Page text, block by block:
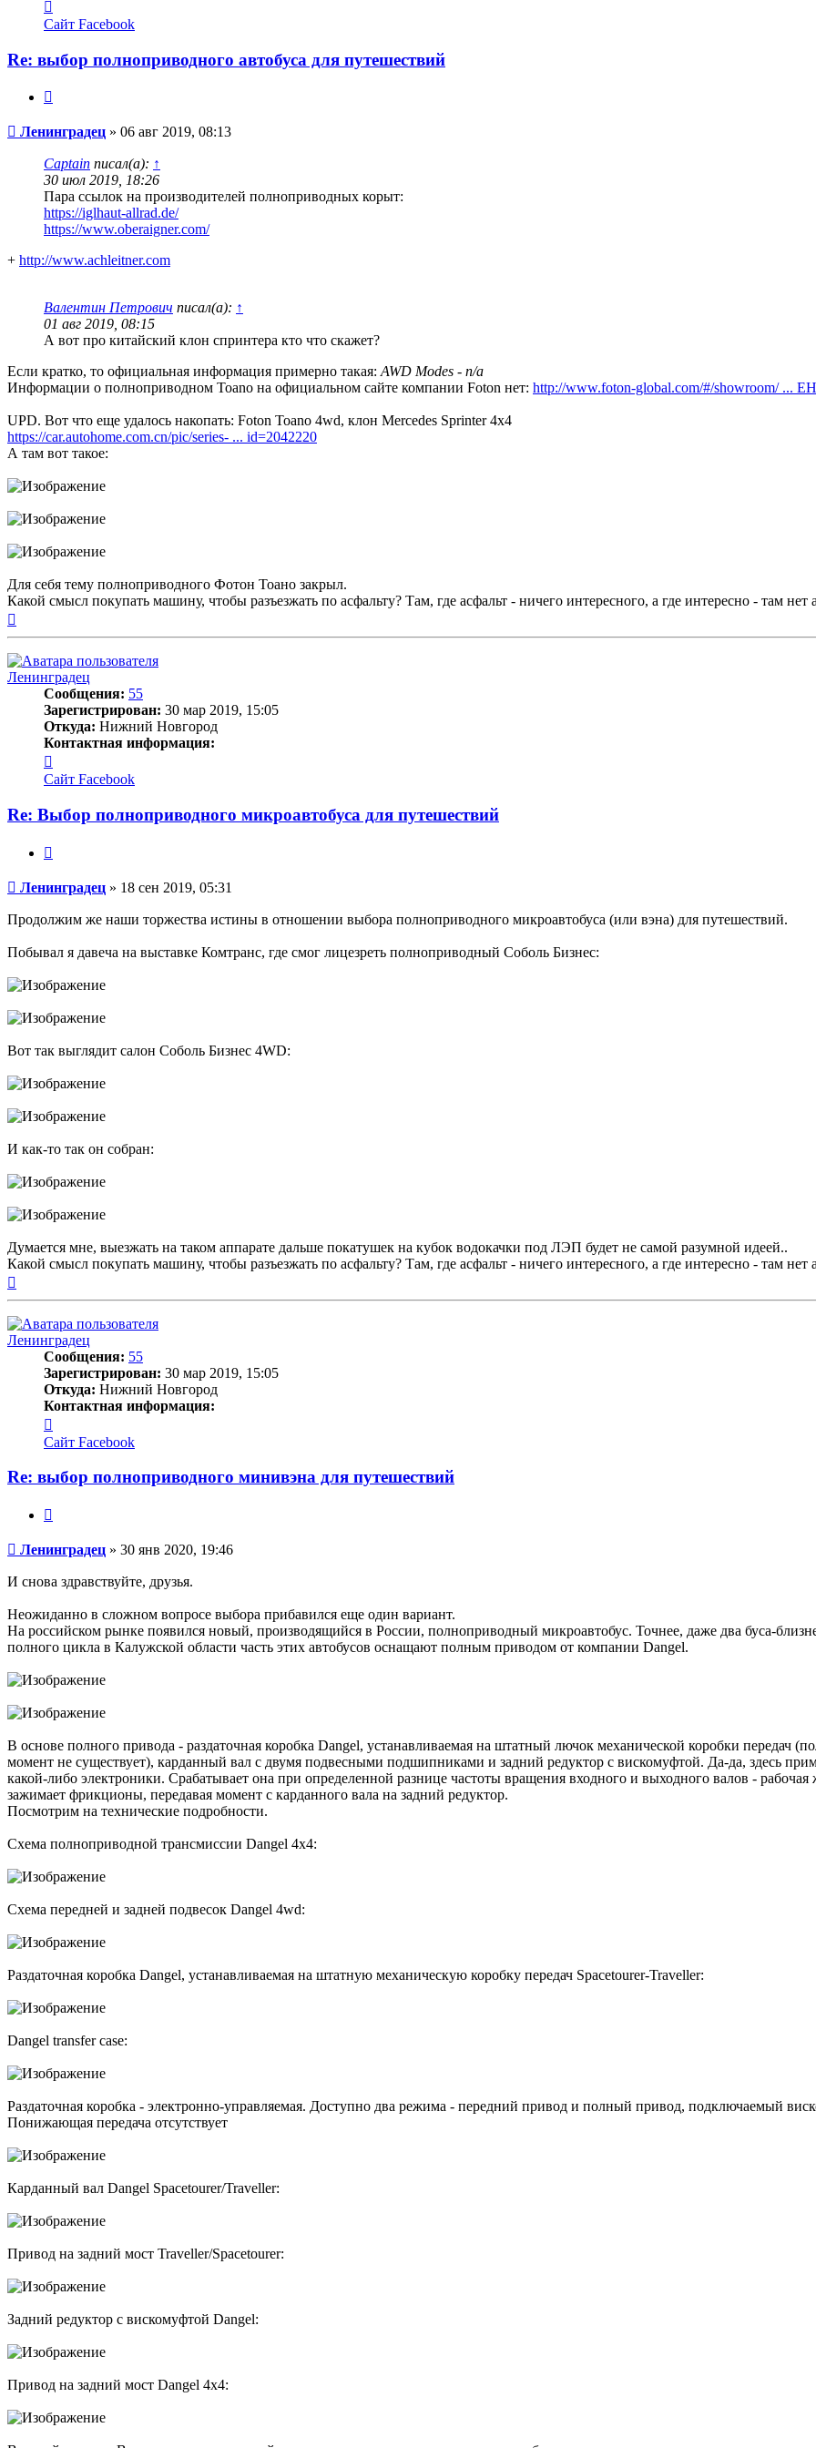
информация
пользователя
Ленинградец
Сайт Facebook
Re: выбор полноприводного автобуса для путешествий
Сообщение
Ленинградец » 06 авг 2019, 08:13
Captain писал(а): ↑
30 июл 2019, 18:26
Пара ссылок на производителей полноприводных корыт:
https://iglhaut-allrad.de/
https://www.oberaigner.com/
+ http://www.achleitner.com
Валентин Петрович писал(а): ↑
01 авг 2019, 08:15
А вот про китайский клон спринтера кто что скажет?
Если кратко, то официальная информация примерно такая: AWD Modes - n/a
Информации о полноприводном Toano на официальном сайте компании Foton нет: http://www.foton-global.com/#/showroom/ ...
UPD. Вот что еще удалось накопать: Foton Toano 4wd, клон Mercedes Sprinter 4x4
https://car.autohome.com.cn/pic/series- ... id=2042220
А там вот такое:
Для себя тему полноприводного Фотон Тоано закрыл.
Какой смысл покупать машину, чтобы разъезжать по асфальту? Там, где асфальт - ничего интересного, а где интересно - там нет
Ленинградец
Сообщения: 55
Зарегистрирован: 30 мар 2019, 15:05
Откуда: Нижний Новгород
Контактная информация:
информация
пользователя
Ленинградец
Сайт Facebook
Re: Выбор полноприводного микроавтобуса для путешествий
Сообщение
Ленинградец » 18 сен 2019, 05:31
Продолжим же наши торжества истины в отношении выбора полноприводного микроавтобуса (или вэна) для путешествий.
Побывал я давеча на выставке Комтранс, где смог лицезреть полноприводный Соболь Бизнес:
Вот так выглядит салон Соболь Бизнес 4WD:
И как-то так он собран:
Думается мне, выезжать на таком аппарате дальше покатушек на кубок водокачки под ЛЭП будет не самой разумной идеей..
Какой смысл покупать машину, чтобы разъезжать по асфальту? Там, где асфальт - ничего интересного, а где интересно - там нет
Ленинградец
Сообщения: 55
Зарегистрирован: 30 мар 2019, 15:05
Откуда: Нижний Новгород
Контактная информация:
информация
пользователя
Ленинградец
Сайт Facebook
Re: выбор полноприводного минивэна для путешествий
Сообщение
Ленинградец » 30 янв 2020, 19:46
И снова здравствуйте, друзья.
Неожиданно в сложном вопросе выбора прибавился еще один вариант.
На российском рынке появился новый, производящийся в России, полноприводный микроавтобус. Точнее, даже два буса-
полного цикла в Калужской области часть этих автобусов оснащают полным приводом от компании Dangel.
В основе полного привода - раздаточная коробка Dangel, устанавливаемая на штатный лючок механической коробки передач
момент не существует), карданный вал с двумя подвесными подшипниками и задний редуктор с вискомуфтой. Да-да, здесь
какой-либо электроники. Срабатывает она при определенной разнице частоты вращения входного и выходного валов -
зажимает фрикционы, передавая момент с карданного вала на задний редуктор.
Посмотрим на технические подробности.
Схема полноприводной трансмиссии Dangel 4x4:
Схема передней и задней подвесок Dangel 4wd:
Раздаточная коробка Dangel, устанавливаемая на штатную механическую коробку передач Spacetourer-Traveller:
Dangel transfer case:
Раздаточная коробка - электронно-управляемая. Доступно два режима - передний привод и полный привод, подключаемый
Понижающая передача отсутствует
Карданный вал Dangel Spacetourer/Traveller:
Привод на задний мост Traveller/Spacetourer:
Задний редуктор с вискомуфтой Dangel:
Привод на задний мост Dangel 4x4: